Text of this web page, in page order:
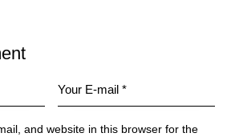
and website in this browser for the